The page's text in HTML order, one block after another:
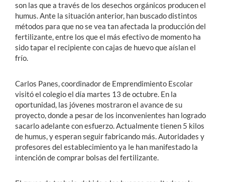
son las que a través de los desechos orgánicos producen el
humus. Ante la situación anterior, han buscado distintos
métodos para que no se vea tan afectada la producción del
fertilizante, entre los que el más efectivo de momento ha
sido tapar el recipiente con cajas de huevo que aíslan el
frío.
Carlos Panes, coordinador de Emprendimiento Escolar
visitó el colegio el día martes 13 de octubre. En la
oportunidad, las jóvenes mostraron el avance de su
proyecto, donde a pesar de los inconvenientes han logrado
sacarlo adelante con esfuerzo. Actualmente tienen 5 kilos
de humus, y esperan seguir fabricando más. Autoridades y
profesores del establecimiento ya le han manifestado la
intención de comprar bolsas del fertilizante.